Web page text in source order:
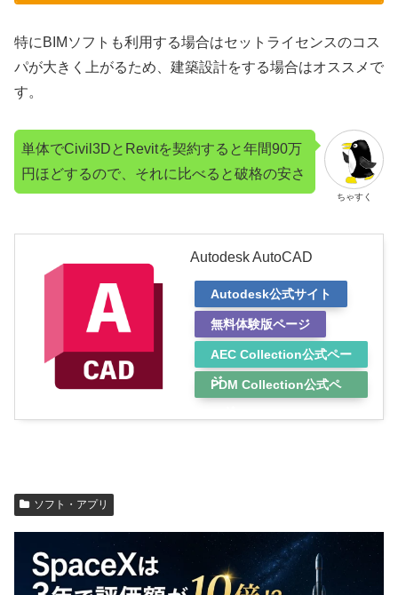
特にBIMソフトも利用する場合はセットライセンスのコス
パが大きく上がるため、建築設計をする場合はオススメで
す。
ちゃすく
単体でCivil3DとRevitを契約すると年間90万
円ほどするので、それに比べると破格の安さ
Autodesk AutoCAD
Autodesk公式サイト
無料体験版ページ
AEC Collection公式ペー
ジ
PDM Collection公式ペ
ソフト・アプリ